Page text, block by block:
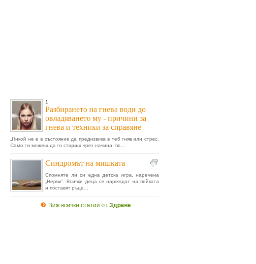
1
Разбирането на гнева води до
овладяването му - причини за
гнева и техники за справяне
„Никой не е в състояние да предизвика в теб гняв или стрес.
Само ти можеш да го сториш чрез начина, по...
Синдромът на мишката
Спомняте ли си една детска игра, наречена
„Нерви”. Всички деца се нареждат на пейката
и поставят ръце...
Виж всички статии от Здраве